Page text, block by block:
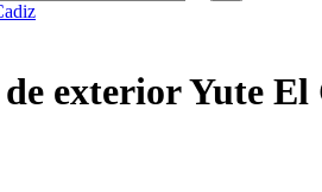
exterior Yute El